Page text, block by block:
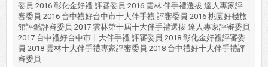
委員 2016 彰化金好禮 評審委員 2016 雲林 伴手禮選拔 達人專家評
審委員 2016 台中禮好台中市十大伴手禮 評審委員 2016 桃園好棧旅
館評鑑評審委員 2017 雲林第十屆十大伴手禮選拔 達人專家評審委員
2017 台中禮好台中市十大伴手禮 評審委員 2018 彰化金好禮評審委
員 2018 雲林十大伴手禮專家評審委員 2018 台中禮好十大伴手禮評
審委員